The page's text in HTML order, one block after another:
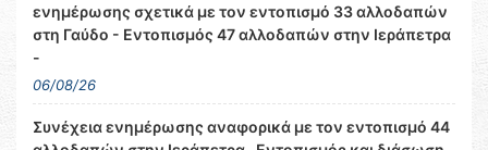
ενημέρωσης σχετικά με τον εντοπισμό 33 αλλοδαπών
στη Γαύδο - Εντοπισμός 47 αλλοδαπών στην Ιεράπετρα
-
06/08/26
Συνέχεια ενημέρωσης αναφορικά με τον εντοπισμό 44